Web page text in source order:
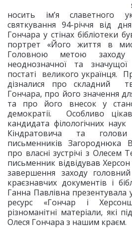
носить ім’я славетного
святкування 94-річчя від
Гончара у стінах бібліотеки
портрет «Його життя в
Головною метою заходу
неоднозначної та
постаті великого українця.
дізналися про складний
Гончара, про його значення
та про його внесок у
демократії. Особливо
кандидата філологічних
Кіндратовича та голови
письменників Загороднюка
про власні зустрічі з Олесем
письменник відвідував
завершення заходу головний
краєзнавчих документів і
Ганна Павлівна презентувала
ресурс «Гончар і
різноманітні матеріали, які
Олеся Гончара з нашим краєм.